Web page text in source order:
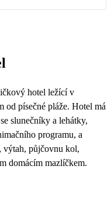
hotel ležící v
od písečné pláže. Hotel má
slunečníky a lehátky,
programu, a
výtah, půjčovnu kol,
domácím mazlíčkem.